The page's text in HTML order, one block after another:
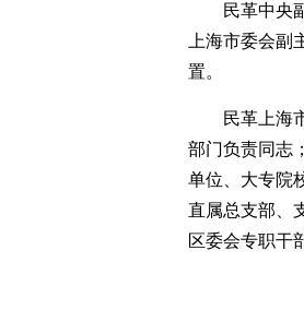
民革中央
上海市委会
置。
民革上海
部门负责同志
单位、大专院
直属总支部、
区委会专职干